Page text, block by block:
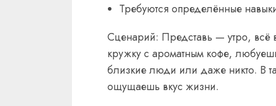
Требуются определённые
Сценарий: Представь — утро, всё
кружку с ароматным кофе,
близкие люди или даже никто. В
ощущаешь вкус жизни.